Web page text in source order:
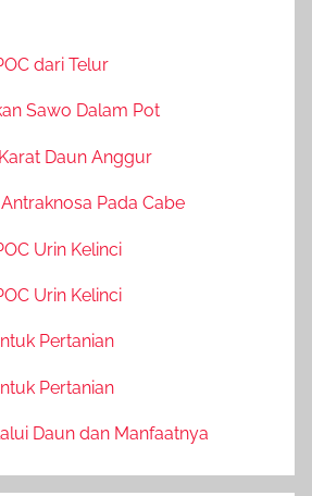
dari Telur
Sawo Dalam Pot
Daun Anggur
Pada Cabe
Urin Kelinci
Urin Kelinci
Pertanian
Pertanian
Daun dan Manfaatnya